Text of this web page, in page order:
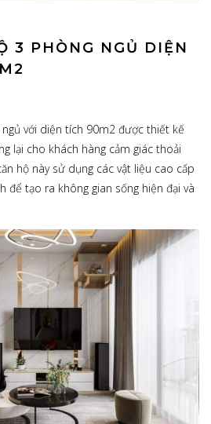
3 PHÒNG NGỦ DIỆN
với diện tích 90m2 được thiết kế
lại cho khách hàng cảm giác thoải
hộ này sử dụng các vật liệu cao cấp
để tạo ra không gian sống hiện đại và